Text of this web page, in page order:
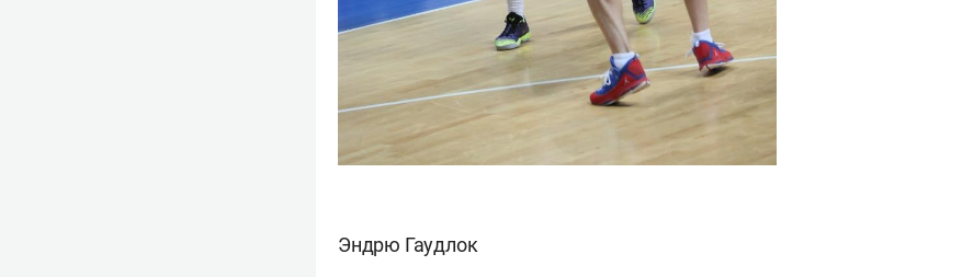
Эндрю Гаудлок